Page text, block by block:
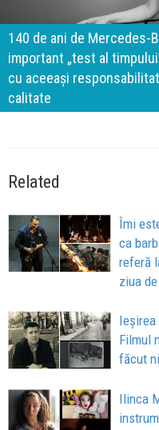
140 de ani de Mercedes-
important „test al
cu aceeași
calitate
Related
Îmi
ca
referă
ziua
Ieșirea
Filmul
făcut
Ilinca